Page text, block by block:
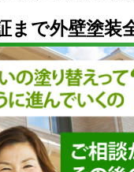
まで外壁塗装